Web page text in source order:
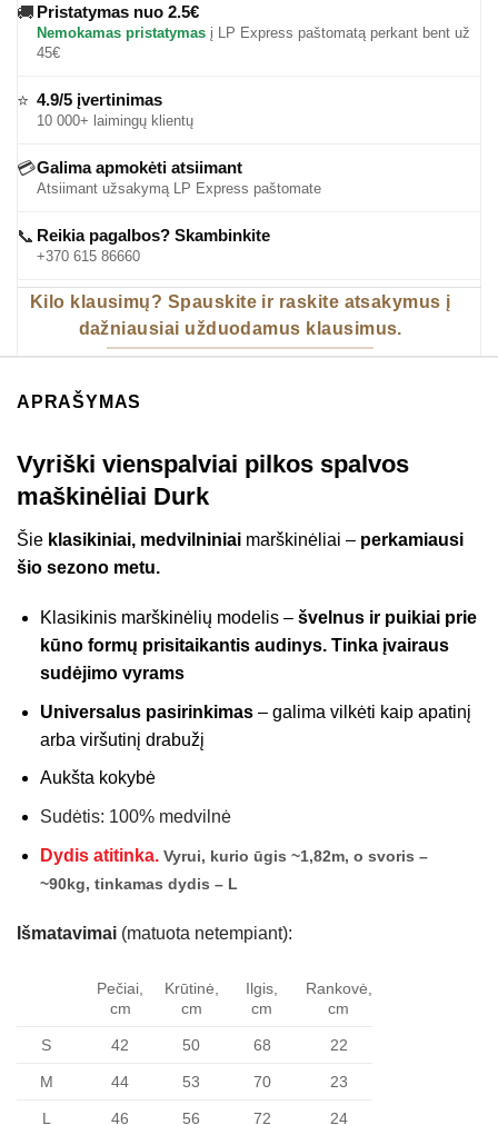
🚚 Pristatymas nuo 2.5€
Nemokamas pristatymas į LP Express paštomatą perkant bent už
45€
⭐ 4.9/5 įvertinimas
10 000+ laimingų klientų
💳Galima apmokėti atsiimant
Atsiimant užsakymą LP Express paštomate
📞 Reikia pagalbos? Skambinkite
+370 615 86660
Kilo klausimų? Spauskite ir raskite atsakymus į
dažniausiai užduodamus klausimus.
APRAŠYMAS
Vyriški vienspalviai pilkos spalvos
maškinėliai Durk
Šie klasikiniai, medvilniniai marškinėliai – perkamiausi
šio sezono metu.
Klasikinis marškinėlių modelis – švelnus ir puikiai prie
kūno formų prisitaikantis audinys. Tinka įvairaus
sudėjimo vyrams
Universalus pasirinkimas– galima vilkėti kaip apatinį
arba viršutinį drabužį
Aukšta kokybė
Sudėtis: 100% medvilnė
Dydis atitinka. Vyrui, kurio ūgis ~1,82m, o svoris –
~90kg, tinkamas dydis – L
Išmatavimai (matuota netempiant):
Pečiai,
cm
Krūtinė,
cm
Ilgis,
cm
Rankovė,
cm
S 42 50 68 22
M 44 53 70 23
L 46 56 72 24